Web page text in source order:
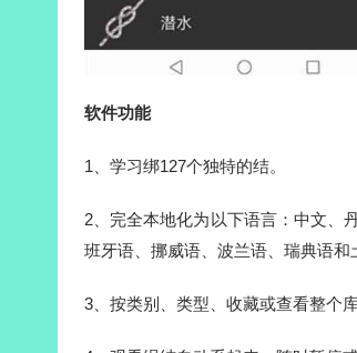
软件功能
1、学习绑127个独特的结。
2、完全本地化为以下语言：中文、
班牙语、挪威语、波兰语、瑞典语和
3、按类别、类型、收藏或查看整个库